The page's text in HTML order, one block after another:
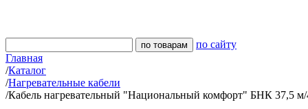
по сайту
Главная
/Каталог
/Нагревательные кабели
/Кабель нагревательный "Национальный комфорт" БНК 37,5